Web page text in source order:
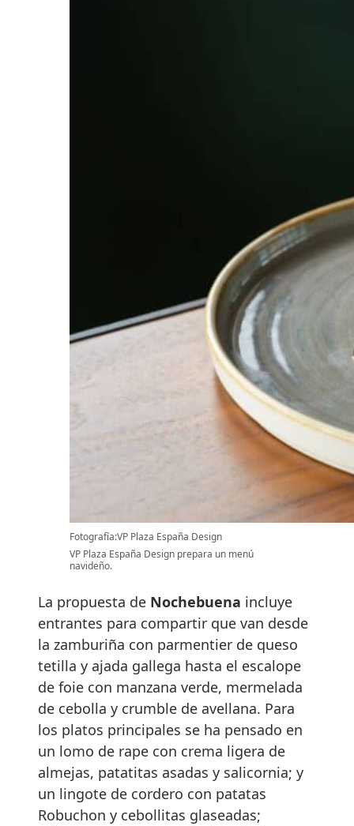
Fotografía:VP Plaza España Design
VP Plaza España Design prepara un menú
navideño.
La propuesta de Nochebuena incluye
entrantes para compartir que van desde
la zamburiña con parmentier de queso
tetilla y ajada gallega hasta el escalope
de foie con manzana verde, mermelada
de cebolla y crumble de avellana. Para
los platos principales se ha pensado en
un lomo de rape con crema ligera de
almejas, patatitas asadas y salicornia; y
un lingote de cordero con patatas
Robuchon y cebollitas glaseadas;